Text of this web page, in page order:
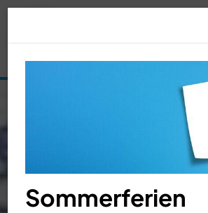
Sommerferien